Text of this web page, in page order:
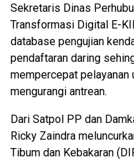
Sekretaris Dinas
Transformasi Digital E-
database pengujian
pendaftaran daring
mempercepat pelayanan
mengurangi antrean.
Dari Satpol PP dan
Ricky Zaindra
Tibum dan Kebakaran